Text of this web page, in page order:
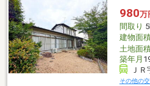
980万
間取り
建物面
土地面
築年月
Ｊ
その他の